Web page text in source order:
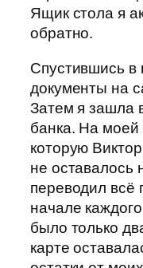
Ящик стола я
обратно.
Спустившись в
документы на
Затем я зашла
банка. На моей
которую
не оставалось
переводил всё
начале
было только
карте